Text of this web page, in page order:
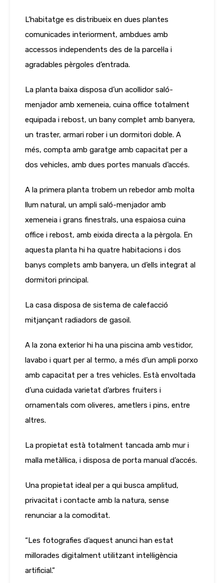
L’habitatge es distribueix en dues plantes
comunicades interiorment, ambdues amb
accessos independents des de la parcel·la i
agradables pèrgoles d’entrada.
La planta baixa disposa d’un acollidor saló-
menjador amb xemeneia, cuina office totalment
equipada i rebost, un bany complet amb banyera,
un traster, armari rober i un dormitori doble. A
més, compta amb garatge amb capacitat per a
dos vehicles, amb dues portes manuals d’accés.
A la primera planta trobem un rebedor amb molta
llum natural, un ampli saló-menjador amb
xemeneia i grans finestrals, una espaiosa cuina
office i rebost, amb eixida directa a la pèrgola. En
aquesta planta hi ha quatre habitacions i dos
banys complets amb banyera, un d’ells integrat al
dormitori principal.
La casa disposa de sistema de calefacció
mitjançant radiadors de gasoil.
A la zona exterior hi ha una piscina amb vestidor,
lavabo i quart per al termo, a més d’un ampli porxo
amb capacitat per a tres vehicles. Està envoltada
d’una cuidada varietat d’arbres fruiters i
ornamentals com oliveres, ametlers i pins, entre
altres.
La propietat està totalment tancada amb mur i
malla metàl·lica, i disposa de porta manual d’accés.
Una propietat ideal per a qui busca amplitud,
privacitat i contacte amb la natura, sense
renunciar a la comoditat.
“Les fotografies d’aquest anunci han estat
millorades digitalment utilitzant intel·ligència
artificial.”